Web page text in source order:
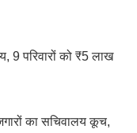
9 परिवारों को ₹5 लाख
का सचिवालय कूच,